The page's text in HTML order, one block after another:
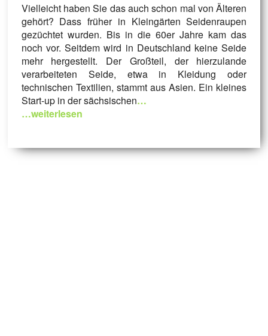
Vielleicht haben Sie das auch schon mal von Älteren
gehört? Dass früher in Kleingärten Seidenraupen
gezüchtet wurden. Bis in die 60er Jahre kam das
noch vor. Seitdem wird in Deutschland keine Seide
mehr hergestellt. Der Großteil, der hierzulande
verarbeiteten Seide, etwa in Kleidung oder
technischen Textilien, stammt aus Asien. Ein kleines
Start-up in der sächsischen…
…weiterlesen